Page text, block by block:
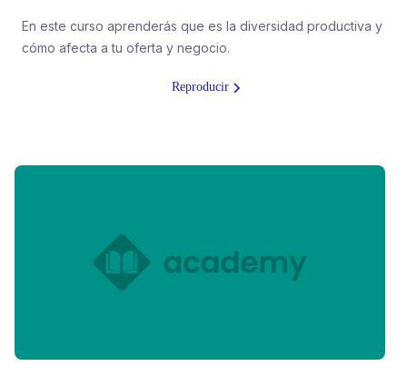
En este curso aprenderás que es la diversidad productiva y
cómo afecta a tu oferta y negocio.
Reproducir